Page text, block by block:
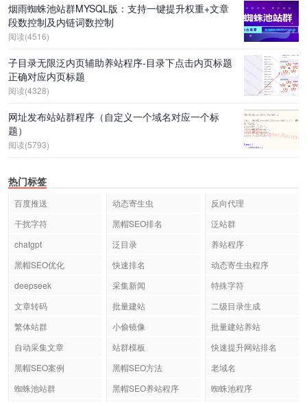
烟雨蜘蛛池站群MYSQL版：支持一键提升权重+文章
段数控制及内链词数控制
阅读(4516)
子目录无限泛内页辅助养站程序-目录下点击内页标题
正确对应内页标题
阅读(4328)
网址发布站站群程序（自定义一个域名对应一个标
题）
阅读(5793)
热门标签
百度推送 动态寄生虫
反向代理
干扰字符
黑帽SEO排名
泛站群
chatgpt
泛目录
养站程序
黑帽SEO优化
快速排名
动态寄生虫程序
deepseek
采集新闻
特殊字符
文章转码
批量建站
二级目录生成
繁体站群
小偷镜像
批量建站养站
自动采集文章
站群模板
快速提升网站排名
黑帽SEO案例
黑帽SEO方法
老域名
蜘蛛池站群
黑帽SEO养站程序 蜘蛛池程序